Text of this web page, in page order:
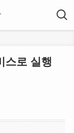
스로 실행